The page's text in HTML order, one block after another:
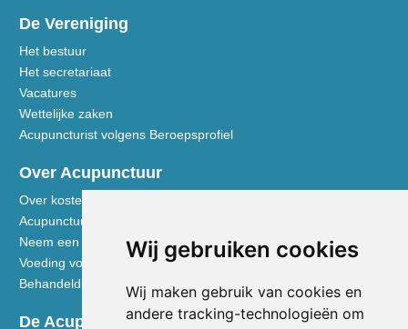
Wij gebruiken cookies
Wij maken gebruik van cookies en
andere tracking-technologieën om
De Vereniging
Het bestuur
Het secretariaat
Vacatures
Wettelijke zaken
Acupuncturist volgens Beroepsprofiel
Over Acupunctuur
Over kosten en vergoedingen
Acupunctuur toegelicht
Neem een kijkje in de praktijk
Voeding volgens de Vijf Elementen
Behandeldisciplines - TCG
De Acupuncturist